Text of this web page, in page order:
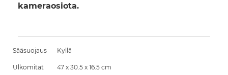
kameraosiota.
Sääsuojaus Kyllä
Ulkomitat 47 x 30.5 x 16.5 cm